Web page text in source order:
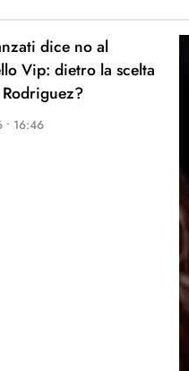
dice no al
Vip: dietro la scelta
Rodriguez?
• 16:46